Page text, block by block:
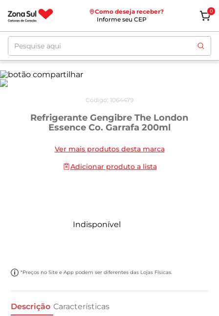
Como deseja receber?
Informe seu CEP
0
Pesquise aqui
Código: 1064479
Refrigerante Gengibre The London
Essence Co. Garrafa 200ml
Ver mais produtos desta marca
Adicionar produto a lista
Indisponível
*Preços no Site e App podem ser diferentes das Lojas Físicas.
Descrição Características